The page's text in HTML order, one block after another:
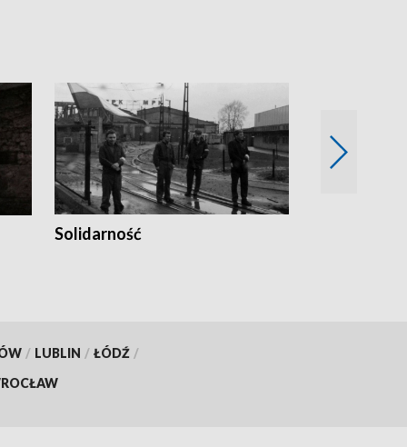
Solidarność
/ LUBLIN / ŁÓDŹ /